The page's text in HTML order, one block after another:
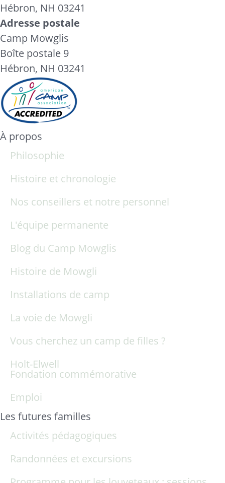
Hébron, NH 03241
Adresse postale
Camp Mowglis
Boîte postale 9
Hébron, NH 03241
À propos
Philosophie
Histoire et chronologie
Nos conseillers et notre personnel
L'équipe permanente
Blog du Camp Mowglis
Histoire de Mowgli
Installations de camp
La voie de Mowgli
Vous cherchez un camp de filles ?
Holt-Elwell
Fondation commémorative
Emploi
Les futures familles
Activités pédagogiques
Randonnées et excursions